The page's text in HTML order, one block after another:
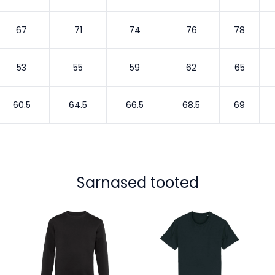
67 71 74 76 78
53 55 59 62 65
60.5 64.5 66.5 68.5 69
Sarnased tooted